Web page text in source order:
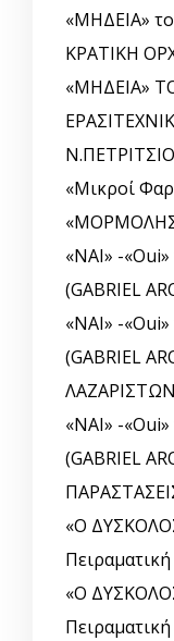
«ΜΗΔΕΙΑ»
ΚΡΑΤΙΚΗ
«ΜΗΔΕΙΑ»
«Μικροί
«ΝΑΙ» -
(GABRIEL
«ΝΑΙ» -
(GABRIEL
ΛΑΖΑΡΙΣΤΩΝ
«ΝΑΙ» -
(GABRIEL
«Ο
«Ο